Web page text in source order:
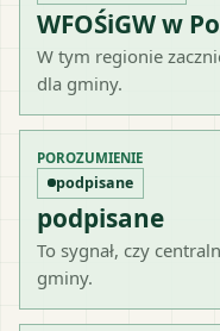
WFOŚiGW w
W tym regionie
dla gminy.
POROZUMIENIE
podpisane
podpisane
To sygnał, czy
gminy.